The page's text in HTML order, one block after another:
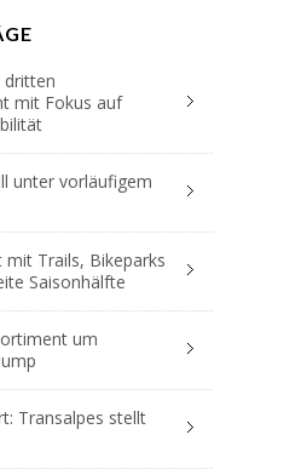
dritten
mit Fokus auf
unter vorläufigem
Trails, Bikeparks
Saisonhälfte
um
Transalpes stellt